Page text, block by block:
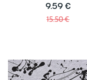
9.59 €
15.50 €